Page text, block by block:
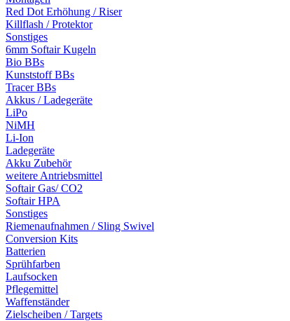
Red Dot Erhöhung / Riser
Killflash / Protektor
Sonstiges
6mm Softair Kugeln
Bio BBs
Kunststoff BBs
Tracer BBs
Akkus / Ladegeräte
LiPo
NiMH
Li-Ion
Ladegeräte
Akku Zubehör
weitere Antriebsmittel
Softair Gas/ CO2
Softair HPA
Sonstiges
Riemenaufnahmen / Sling Swivel
Conversion Kits
Batterien
Sprühfarben
Laufsocken
Pflegemittel
Waffenständer
Zielscheiben / Targets